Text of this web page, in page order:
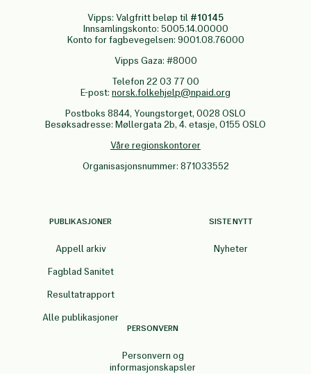
Vipps: Valgfritt beløp til #10145
Innsamlingskonto: 5005.14.00000
Konto for fagbevegelsen: 9001.08.76000
Vipps Gaza: #8000
Telefon 22 03 77 00
E-post: norsk.folkehjelp@npaid.org
Postboks 8844, Youngstorget, 0028 OSLO
Besøksadresse: Møllergata 2b, 4. etasje, 0155 OSLO
Våre regionskontorer
Organisasjonsnummer: 871033552
PUBLIKASJONER
Appell arkiv
Fagblad Sanitet
Resultatrapport
Alle publikasjoner
SISTE NYTT
Nyheter
PERSONVERN
Personvern og
informasjonskapsler